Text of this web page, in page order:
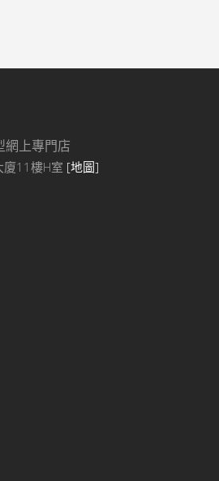
網上專門店
11樓H室 [地圖]